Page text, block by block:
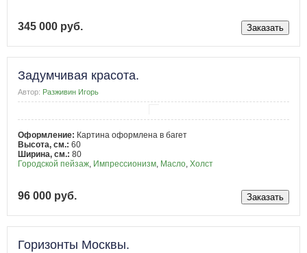
345 000 руб.
Задумчивая красота.
Автор: Разживин Игорь
Оформление: Картина оформлена в багет
Высота, см.: 60
Ширина, см.: 80
Городской пейзаж, Импрессионизм, Масло, Холст
96 000 руб.
Горизонты Москвы.